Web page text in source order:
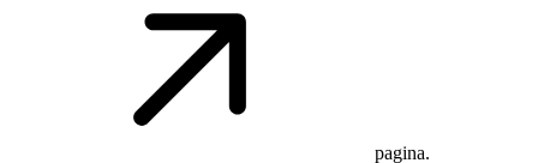
pagina.